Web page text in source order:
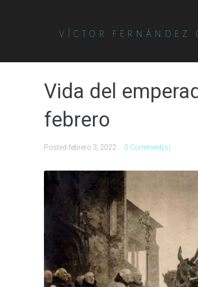
VÍCTOR FERNÁNDEZ
Vida del
febrero
Posted febrero 3, 2022 0 Comment(s)